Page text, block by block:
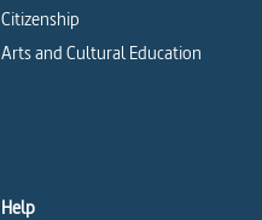
Citizenship
Arts and Cultural Education
Help